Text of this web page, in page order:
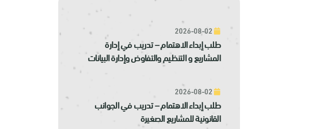
طلب إبداء الاهتمام – تدريب في إدارة
المشاريع و التنظيم والتفاوض وإدارة البيانات
طلب إبداء الاهتمام – تدريب في الجوانب
القانونية للمشاريع الصغيرة